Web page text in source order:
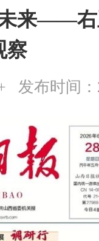
来——右
察
发布时间：